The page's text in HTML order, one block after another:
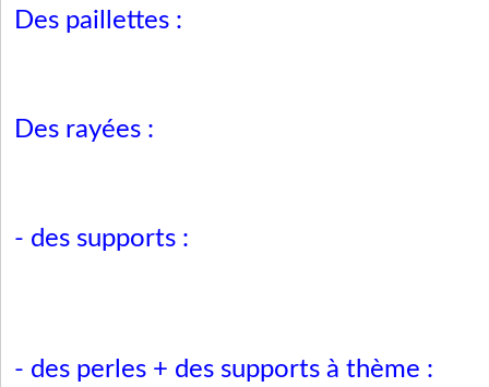
Des paillettes :
Des rayées :
- des supports :
- des perles + des supports à thème :